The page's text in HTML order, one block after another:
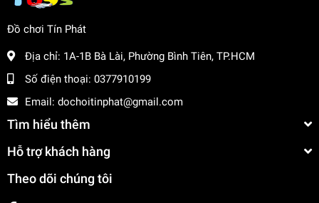
Đồ chơi Tín Phát
Địa chỉ: 1A-1B Bà Lài, Phường Bình Tiên, TP.HCM
Số điện thoại: 0377910199
Email: dochoitinphat@gmail.com
Tìm hiểu thêm
Hỗ trợ khách hàng
Theo dõi chúng tôi